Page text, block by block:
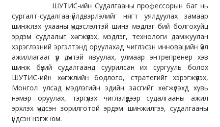
ШУТИС-ийн Судалгааны профессорын баг нь
сургалт-судалгаа-үйлдвэрлэлийг нягт уялдуулах замаар
шинжлэх ухааны үндэслэлтэй шинэ мэдлэг бий болгохуйц
эрдэм судлалыг хөгжүүлэх, мэдлэг, технологи дамжуулан
хэрэглээний эргэлтэнд оруулахад чиглэсэн инновацийн үйл
ажиллагааг үр дүнтэй явуулах, улмаар энтрепренер хэв
шинж бүхий судалгаанд суурилсан их сургууль болох
ШУТИС-ийн хөгжлийн бодлого, стратегийг хэрэгжүүлэх,
Монгол улсад мэдлэгийн эдийн засгийг хөгжүүлэхд хувь
нэмэр оруулах, тэргүүлэх чиглэлүүдээр судалгааны ажил
эрхлэх үндсэн зорилготой эрдэм шинжилгээ, судалгааны
үндсэн нэгж юм.